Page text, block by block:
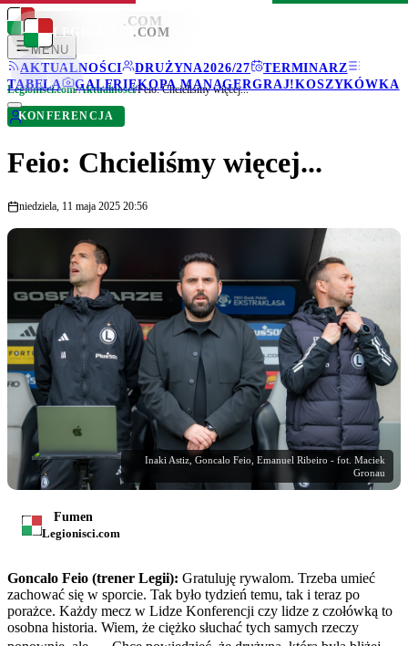
LEGIONISCI .COM
MENU
AKTUALNOŚCI
DRUŻYNA2026/27
TERMINARZ
TABELA
GALERIEKOPA MANAGERGRAJ!KOSZYKÓWKA
LEGIONISCI .COM
Legionisci.com/Aktualności/Feio: Chcieliśmy więcej...
KONFERENCJA
Feio: Chcieliśmy więcej...
niedziela, 11 maja 2025 20:56
Inaki Astiz, Goncalo Feio, Emanuel Ribeiro - fot. Maciek
Gronau
Fumen
Legionisci.com
Goncalo Feio (trener Legii): Gratuluję rywalom. Trzeba umieć
zachować się w sporcie. Tak było tydzień temu, tak i teraz po
porażce. Każdy mecz w Lidze Konferencji czy lidze z czołówką to
osobna historia. Wiem, że ciężko słuchać tych samych rzeczy